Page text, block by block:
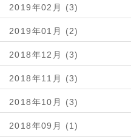
2019年02月 (3)
2019年01月 (2)
2018年12月 (3)
2018年11月 (3)
2018年10月 (3)
2018年09月 (1)